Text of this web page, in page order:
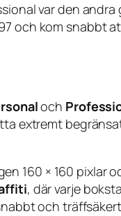
var den
och kom snabbt
och
extremt
160 × 160
, där varje
och